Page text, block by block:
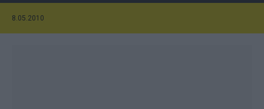
8.05.2010